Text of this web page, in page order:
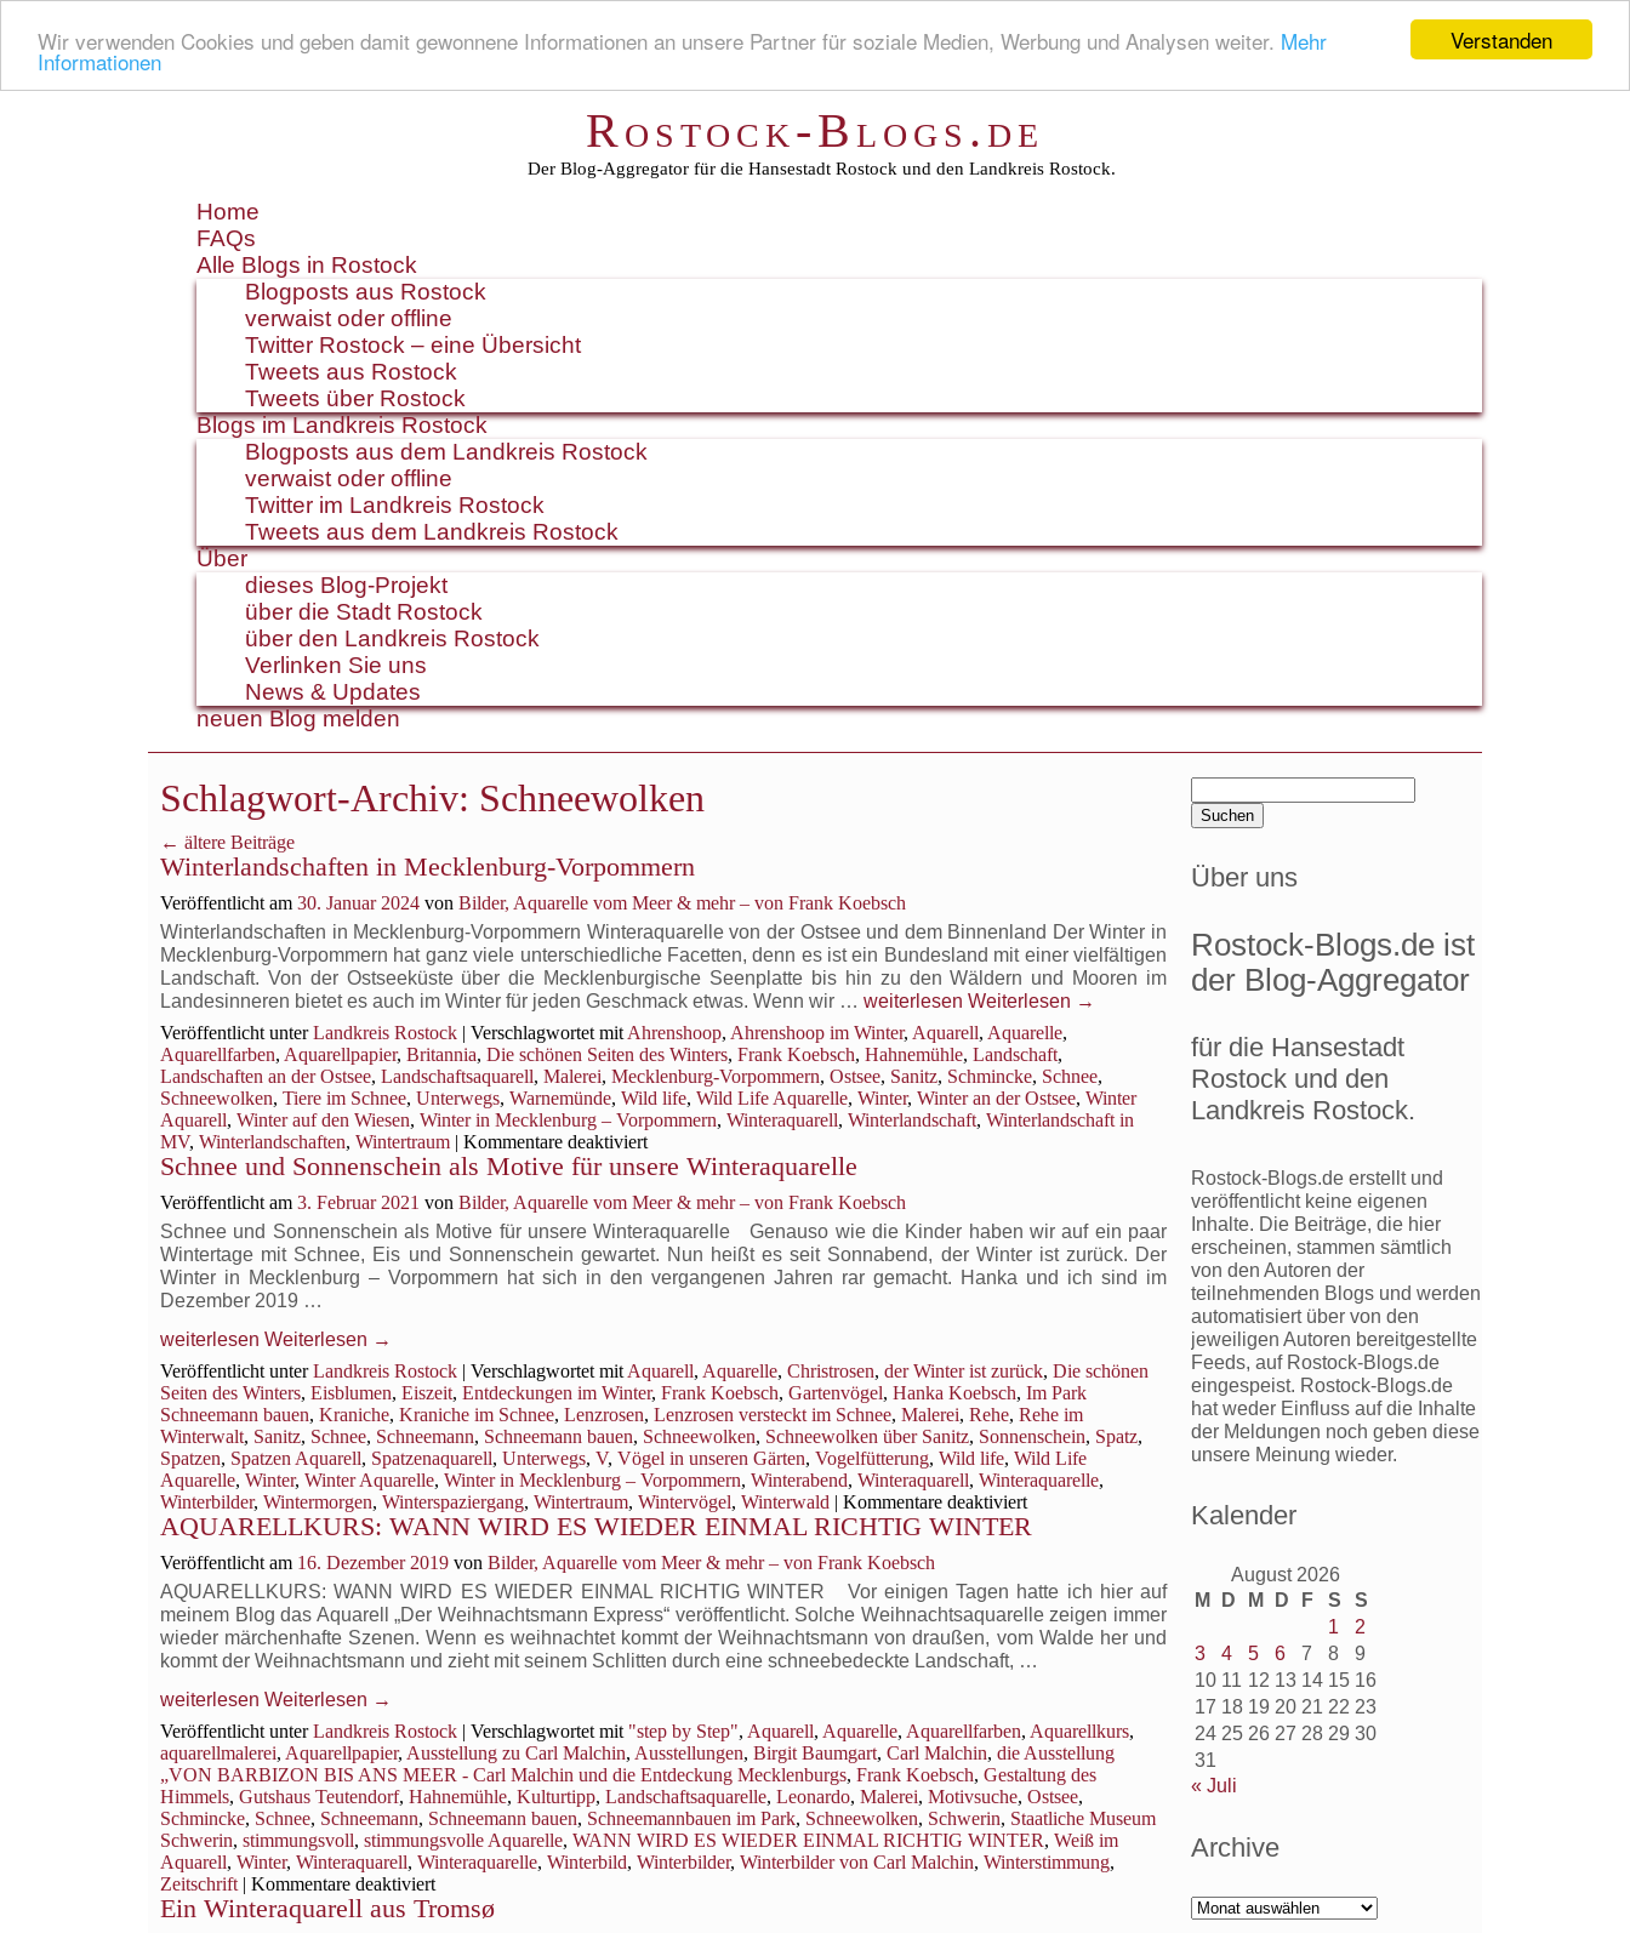
Verstanden
Wir verwenden Cookies und geben damit gewonnene Informationen an unsere Partner für soziale Medien, Werbung und Analysen weiter. Mehr
Informationen
Rostock-Blogs.de
Der Blog-Aggregator für die Hansestadt Rostock und den Landkreis Rostock.
Inhalt
springen
Home
FAQs
Alle Blogs in Rostock
Blogposts aus Rostock
verwaist oder offline
Twitter Rostock – eine Übersicht
Tweets aus Rostock
Tweets über Rostock
Blogs im Landkreis Rostock
Blogposts aus dem Landkreis Rostock
verwaist oder offline
Twitter im Landkreis Rostock
Tweets aus dem Landkreis Rostock
Über
dieses Blog-Projekt
über die Stadt Rostock
über den Landkreis Rostock
Verlinken Sie uns
News & Updates
neuen Blog melden
Schlagwort-Archiv: Schneewolken
← ältere Beiträge
Winterlandschaften in Mecklenburg-Vorpommern
Veröffentlicht am 30. Januar 2024 von Bilder, Aquarelle vom Meer & mehr – von Frank Koebsch
Winterlandschaften in Mecklenburg-Vorpommern Winteraquarelle von der Ostsee und dem Binnenland Der Winter in
Mecklenburg-Vorpommern hat ganz viele unterschiedliche Facetten, denn es ist ein Bundesland mit einer vielfältigen
Landschaft. Von der Ostseeküste über die Mecklenburgische Seenplatte bis hin zu den Wäldern und Mooren im
Landesinneren bietet es auch im Winter für jeden Geschmack etwas. Wenn wir … Winterlandschaften
in
Mecklenburg-
Vorpommern
weiterlesen Weiterlesen →
Veröffentlicht unter Landkreis Rostock | Verschlagwortet mit Ahrenshoop, Ahrenshoop im Winter, Aquarell, Aquarelle,
Aquarellfarben, Aquarellpapier, Britannia, Die schönen Seiten des Winters, Frank Koebsch, Hahnemühle, Landschaft,
Landschaften an der Ostsee, Landschaftsaquarell, Malerei, Mecklenburg-Vorpommern, Ostsee, Sanitz, Schmincke, Schnee,
Schneewolken, Tiere im Schnee, Unterwegs, Warnemünde, Wild life, Wild Life Aquarelle, Winter, Winter an der Ostsee, Winter
Aquarell, Winter auf den Wiesen, Winter in Mecklenburg – Vorpommern, Winteraquarell, Winterlandschaft, Winterlandschaft in
MV, Winterlandschaften, Wintertraum | Kommentare deaktiviertfür
Winterlandschaften
Mecklenburg-
Vorpommern
Schnee und Sonnenschein als Motive für unsere Winteraquarelle
Veröffentlicht am 3. Februar 2021 von Bilder, Aquarelle vom Meer & mehr – von Frank Koebsch
Schnee und Sonnenschein als Motive für unsere Winteraquarelle Genauso wie die Kinder haben wir auf ein paar
Wintertage mit Schnee, Eis und Sonnenschein gewartet. Nun heißt es seit Sonnabend, der Winter ist zurück. Der
Winter in Mecklenburg – Vorpommern hat sich in den vergangenen Jahren rar gemacht. Hanka und ich sind im
Dezember 2019 …
weiterlesen Weiterlesen →
Veröffentlicht unter Landkreis Rostock | Verschlagwortet mit Aquarell, Aquarelle, Christrosen, der Winter ist zurück, Die schönen
Seiten des Winters, Eisblumen, Eiszeit, Entdeckungen im Winter, Frank Koebsch, Gartenvögel, Hanka Koebsch, Im Park
Schneemann bauen, Kraniche, Kraniche im Schnee, Lenzrosen, Lenzrosen versteckt im Schnee, Malerei, Rehe, Rehe im
Winterwalt, Sanitz, Schnee, Schneemann, Schneemann bauen, Schneewolken, Schneewolken über Sanitz, Sonnenschein, Spatz,
Spatzen, Spatzen Aquarell, Spatzenaquarell, Unterwegs, V, Vögel in unseren Gärten, Vogelfütterung, Wild life, Wild Life
Aquarelle, Winter, Winter Aquarelle, Winter in Mecklenburg – Vorpommern, Winterabend, Winteraquarell, Winteraquarelle,
Winterbilder, Wintermorgen, Winterspaziergang, Wintertraum, Wintervögel, Winterwald | Kommentare deaktiviertfür
Schnee
als
Motive
für
AQUARELLKURS: WANN WIRD ES WIEDER EINMAL RICHTIG WINTER
Veröffentlicht am 16. Dezember 2019 von Bilder, Aquarelle vom Meer & mehr – von Frank Koebsch
AQUARELLKURS: WANN WIRD ES WIEDER EINMAL RICHTIG WINTER Vor einigen Tagen hatte ich hier auf
meinem Blog das Aquarell „Der Weihnachtsmann Express“ veröffentlicht. Solche Weihnachtsaquarelle zeigen immer
wieder märchenhafte Szenen. Wenn es weihnachtet kommt der Weihnachtsmann von draußen, vom Walde her und
kommt der Weihnachtsmann und zieht mit seinem Schlitten durch eine schneebedeckte Landschaft, …
weiterlesen Weiterlesen →
Veröffentlicht unter Landkreis Rostock | Verschlagwortet mit "step by Step", Aquarell, Aquarelle, Aquarellfarben, Aquarellkurs,
aquarellmalerei, Aquarellpapier, Ausstellung zu Carl Malchin, Ausstellungen, Birgit Baumgart, Carl Malchin, die Ausstellung
„VON BARBIZON BIS ANS MEER - Carl Malchin und die Entdeckung Mecklenburgs, Frank Koebsch, Gestaltung des
Himmels, Gutshaus Teutendorf, Hahnemühle, Kulturtipp, Landschaftsaquarelle, Leonardo, Malerei, Motivsuche, Ostsee,
Schmincke, Schnee, Schneemann, Schneemann bauen, Schneemannbauen im Park, Schneewolken, Schwerin, Staatliche Museum
Schwerin, stimmungsvoll, stimmungsvolle Aquarelle, WANN WIRD ES WIEDER EINMAL RICHTIG WINTER, Weiß im
Aquarell, Winter, Winteraquarell, Winteraquarelle, Winterbild, Winterbilder, Winterbilder von Carl Malchin, Winterstimmung,
Zeitschrift | Kommentare deaktiviertfür
AQUARELLKURS:
Ein Winteraquarell aus Tromsø
nach:
Über uns
Rostock-Blogs.de ist
der Blog-Aggregator
für die Hansestadt
Rostock und den
Landkreis Rostock.
Rostock-Blogs.de erstellt und
veröffentlicht keine eigenen
Inhalte. Die Beiträge, die hier
erscheinen, stammen sämtlich
von den Autoren der
teilnehmenden Blogs und werden
automatisiert über von den
jeweiligen Autoren bereitgestellte
Feeds, auf Rostock-Blogs.de
eingespeist. Rostock-Blogs.de
hat weder Einfluss auf die Inhalte
der Meldungen noch geben diese
unsere Meinung wieder.
Kalender
August 2026
M
D M D F S
S
1
2
3
4 5 6 7 8
9
10 11 12 13 14 15 16
17 18 19 20 21 22 23
24 25 26 27 28 29 30
31
« Juli
Archive
Archive